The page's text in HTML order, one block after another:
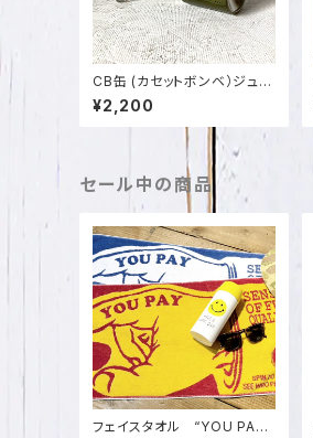
CB缶 (カセットボンベ）ジュニ
ア用 カバー 栃木レザー 日本
製 SPO-002-2
¥2,200
セール中の商品
フェイスタオル “YOU PAY